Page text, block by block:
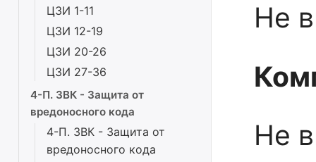
ЦЗИ 1-11
ЦЗИ 12-19
ЦЗИ 20-26
ЦЗИ 27-36
4-П. ЗВК - Защита от
вредоносного кода
4-П. ЗВК - Защита от
вредоносного кода
Не
Не